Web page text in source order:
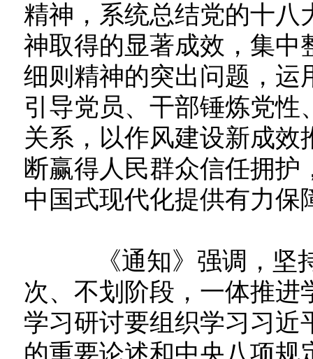
精神，系统总结党的十八
神取得的显著成效，集中
细则精神的突出问题，运
引导党员、干部锤炼党
关系，以作风建设新成
断赢得人民群众信任拥
中国式现代化提供有力保
《通知》强调，坚持
次、不划阶段，一体推
学习研讨要组织学习习近
的重要论述和中央八项